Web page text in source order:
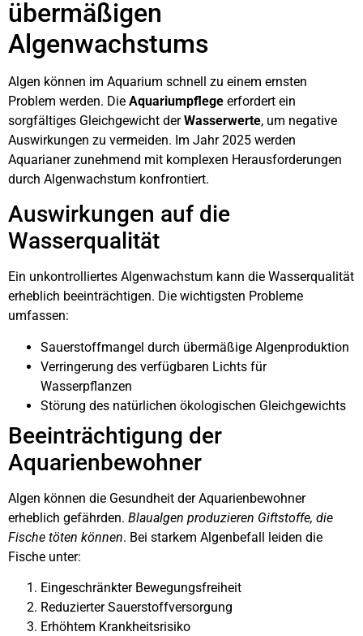
übermäßigen
Algenwachstums
Algen können im Aquarium schnell zu einem ernsten
Problem werden. Die Aquariumpflege erfordert ein
sorgfältiges Gleichgewicht derWasserwerte, um negative
Auswirkungen zu vermeiden. Im Jahr 2025 werden
Aquarianer zunehmend mit komplexen Herausforderungen
durch Algenwachstum konfrontiert.
Auswirkungen auf die
Wasserqualität
Ein unkontrolliertes Algenwachstum kann die Wasserqualität
erheblich beeinträchtigen. Die wichtigsten Probleme
umfassen:
Sauerstoffmangel durch übermäßige Algenproduktion
Verringerung des verfügbaren Lichts für
Wasserpflanzen
Störung des natürlichen ökologischen Gleichgewichts
Beeinträchtigung der
Aquarienbewohner
Algen können die Gesundheit der Aquarienbewohner
erheblich gefährden. Blaualgen produzieren Giftstoffe, die
Fische töten können. Bei starkem Algenbefall leiden die
Fische unter:
Eingeschränkter Bewegungsfreiheit
Reduzierter Sauerstoffversorgung
Erhöhtem Krankheitsrisiko